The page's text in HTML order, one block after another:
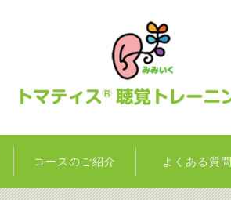
コースのご紹介 よくある質問